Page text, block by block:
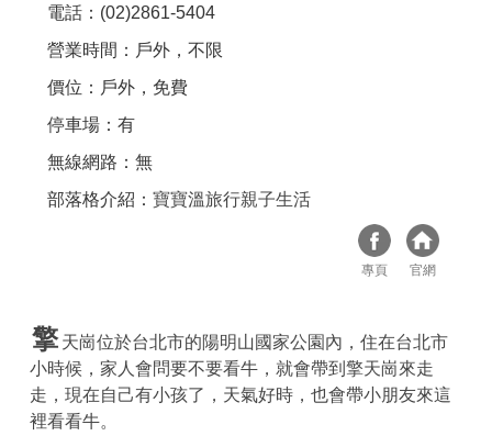
電話：(02)2861-5404
營業時間：戶外，不限
價位：戶外，免費
停車場：有
無線網路：無
部落格介紹： 寶寶溫旅行親子生活
專頁 官網
擎 天崗位於台北市的陽明山國家公園內，住在台北市
小時候，家人會問要不要看牛，就會帶到擎天崗來走
走，現在自己有小孩了，天氣好時，也會帶小朋友來這
裡看看牛。